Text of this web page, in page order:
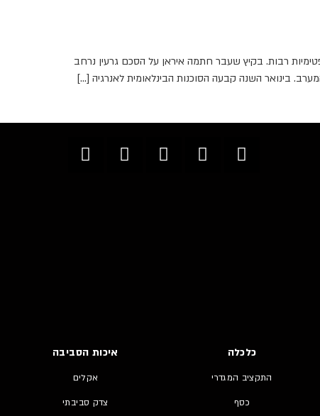
רבות. בקיץ שעבר חתמה איראן על הסכם גרעין נרחב
בינואר השנה קבעה הסוכנות הבינלאומית לאנרגיה […]
כלכלה
התקציב המגדרי
כסף
איכות הסביבה
אקלים
צדק סביבתי